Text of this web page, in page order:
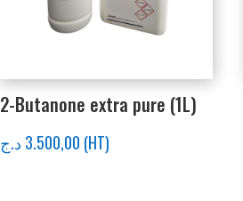
2-Butanone extra pure (1L)
3.500,00 د.ج (HT)